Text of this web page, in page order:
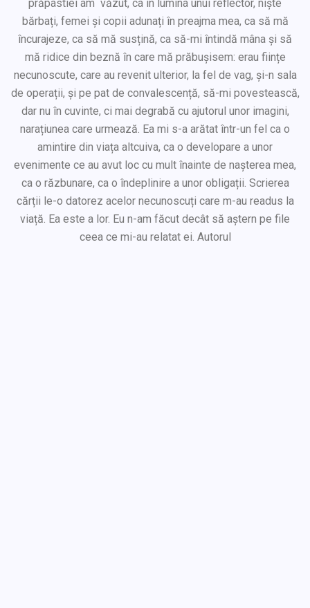
prăpastiei am văzut, ca în lumina unui reflector, niște
bărbați, femei și copii adunați în preajma mea, ca să mă
încurajeze, ca să mă susțină, ca să-mi întindă mâna și să
mă ridice din beznă în care mă prăbușisem: erau ființe
necunoscute, care au revenit ulterior, la fel de vag, și-n sala
de operații, și pe pat de convalescență, să-mi povestească,
dar nu în cuvinte, ci mai degrabă cu ajutorul unor imagini,
narațiunea care urmează. Ea mi s-a arătat într-un fel ca o
amintire din viața altcuiva, ca o developare a unor
evenimente ce au avut loc cu mult înainte de nașterea mea,
ca o răzbunare, ca o îndeplinire a unor obligații. Scrierea
cărții le-o datorez acelor necunoscuți care m-au readus la
viață. Ea este a lor. Eu n-am făcut decât să aștern pe file
ceea ce mi-au relatat ei. Autorul